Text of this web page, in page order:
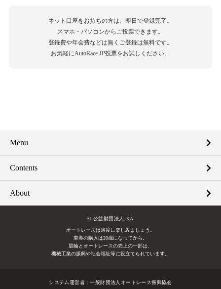
ネット口座をお持ちの方は、即日で登録完了。
スマホ・パソコンからご投票できます。
登録費や年会費などは無くご登録は無料です。
お気軽にAutoRace.JP投票をお試しください。
Menu
Contents
About
© 公益財団法人JKA
オートレースは適度に楽しみましょう。
車券の購入は20歳になってから。
競輪とオートレースの売上の一部は、
機械工業の振興や社会福祉等に役立てられています。
システム運営者：一般財団法人オートレース振興協会